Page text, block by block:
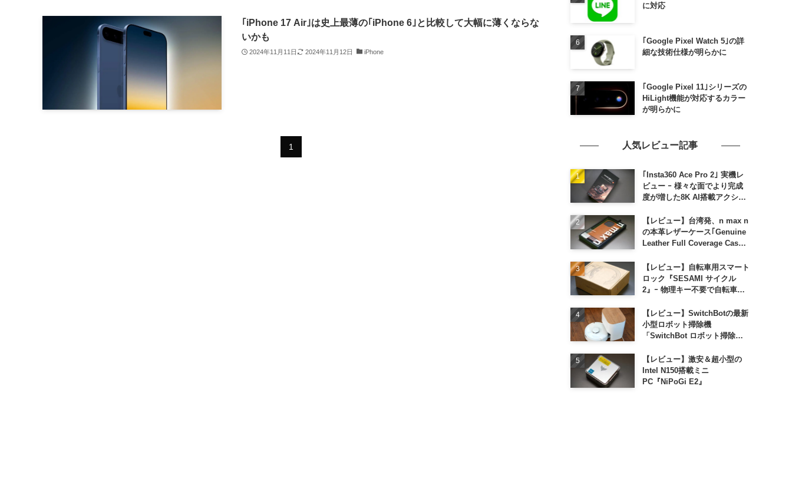
｢iPhone 17 Air｣は史上最薄の｢iPhone 6｣と比較して大幅に薄くならな
いかも
2024年11月11日 2024年11月12日 iPhone
1
に対応
｢Google Pixel Watch 5｣の詳
細な技術仕様が明らかに
｢Google Pixel 11｣シリーズの
HiLight機能が対応するカラー
が明らかに
人気レビュー記事
｢Insta360 Ace Pro 2｣ 実機レ
ビュー ｰ 様々な面でより完成
度が増した8K AI搭載アクショ
【レビュー】台湾発、n max n
の本革レザーケース｢Genuine
Leather Full Coverage Case
【レビュー】自転車用スマート
ロック『SESAMI サイクル
2』ｰ 物理キー不要で自転車の
【レビュー】SwitchBotの最新
小型ロボット掃除機
「SwitchBot ロボット掃除機
【レビュー】激安＆超小型の
Intel N150搭載ミニ
PC『NiPoGi E2』